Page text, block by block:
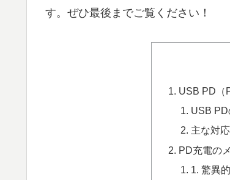
す。ぜひ最後までご覧ください！
USB PD（
USB PD
主な対
PD充電の
1. 驚異